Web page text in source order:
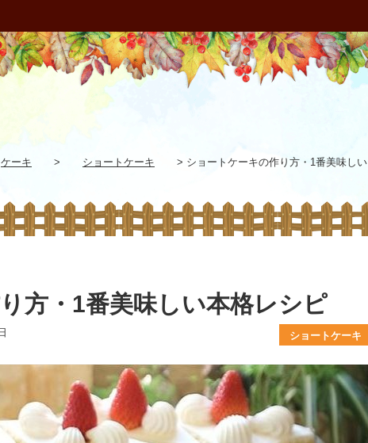
ケーキ > ショートケーキ > ショートケーキの作り方・1番美味しい
方・1番美味しい本格レシピ
ショートケーキ